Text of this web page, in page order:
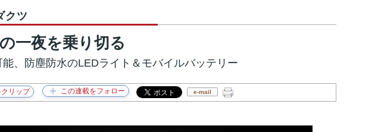
クツ
一夜を乗り切る
、防塵防水のLEDライト＆モバイルバッテリー
e-mail